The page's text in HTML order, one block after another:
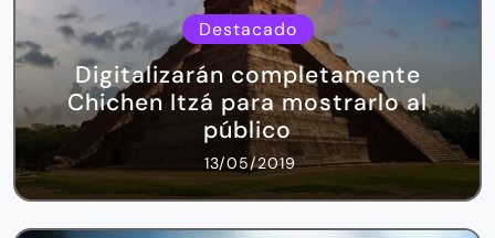
Destacado
Digitalizarán completamente
Chichen Itzá para mostrarlo al
público
13/05/2019